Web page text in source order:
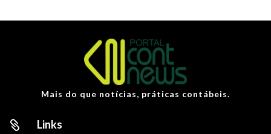
Mais do que notícias, práticas contábeis.
 Links